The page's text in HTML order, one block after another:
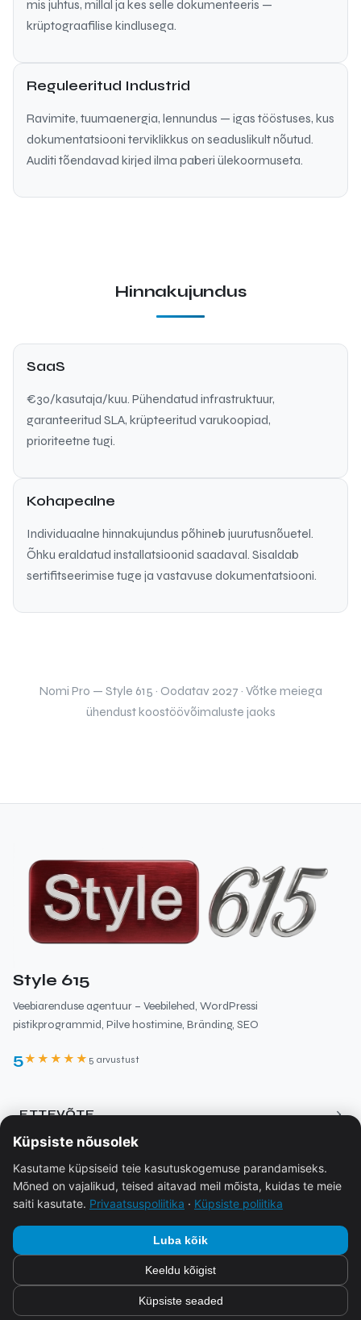
mis juhtus, millal ja kes selle dokumenteeris —
krüptograafilise kindlusega.
Reguleeritud Industrid
Ravimite, tuumaenergia, lennundus — igas tööstuses, kus
dokumentatsiooni terviklikkus on seaduslikult nõutud.
Auditi tõendavad kirjed ilma paberi ülekoormuseta.
Hinnakujundus
SaaS
€30/kasutaja/kuu. Pühendatud infrastruktuur,
garanteeritud SLA, krüpteeritud varukoopiad,
prioriteetne tugi.
Kohapealne
Individuaalne hinnakujundus põhineb juurutusnõuetel.
Õhku eraldatud installatsioonid saadaval. Sisaldab
sertifitseerimise tuge ja vastavuse dokumentatsiooni.
Nomi Pro — Style 615 · Oodatav 2027 · Võtke meiega
ühendust koostöövõimaluste jaoks
Style 615
Veebiarenduse agentuur – Veebilehed, WordPressi
pistikprogrammid, Pilve hostimine, Bränding, SEO
5★★★★★ 5 arvustust
ETTEVÕTE ›
Meist
Teenused
Hinnakujundus
Kontakt
Blogi
ÕIGUS
Küpsiste poliitika
Tingimused ja määrused
© 2026Style 615
Toetab
Küpsiste nõusolek
Kasutame küpsiseid teie kasutuskogemuse parandamiseks.
Mõned on vajalikud, teised aitavad meil mõista, kuidas te meie
saiti kasutate. Privaatsuspoliitika · Küpsiste poliitika
Luba kõik
Keeldu kõigist
Küpsiste seaded